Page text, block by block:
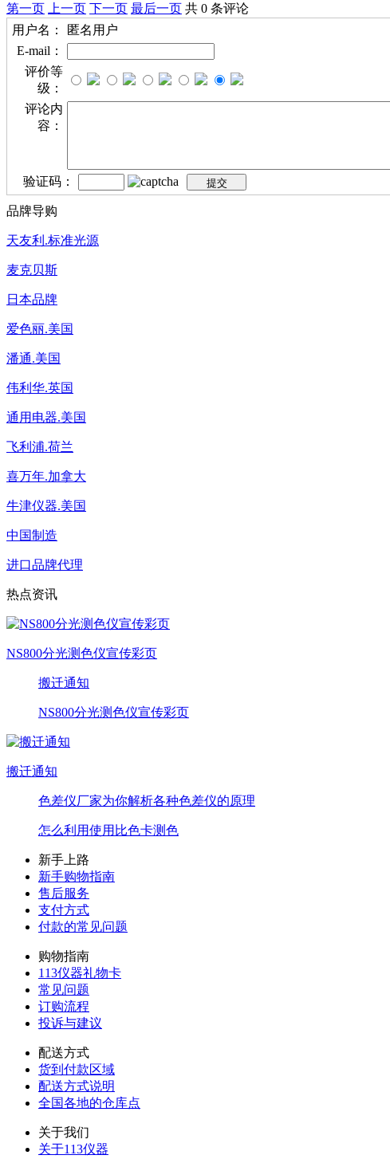
第一页 上一页 下一页 最后一页 共 0 条评论
用户名：
匿名用户
E-mail：
评价等
级：
评论内
容：
验证码：
品牌导购
天友利.标准光源
麦克贝斯
日本品牌
爱色丽.美国
潘通.美国
伟利华.英国
通用电器.美国
飞利浦.荷兰
喜万年.加拿大
牛津仪器.美国
中国制造
进口品牌代理
热点资讯
NS800分光测色仪宣传彩页
搬迁通知
NS800分光测色仪宣传彩页
搬迁通知
色差仪厂家为你解析各种色差仪的原理
怎么利用使用比色卡测色
新手上路
新手购物指南
售后服务
支付方式
付款的常见问题
购物指南
113仪器礼物卡
常见问题
订购流程
投诉与建议
配送方式
货到付款区域
配送方式说明
全国各地的仓库点
关于我们
关于113仪器